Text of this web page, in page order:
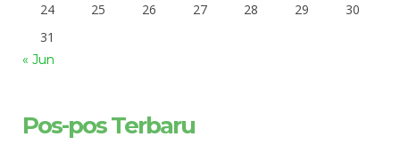
24
25 26 27 28 29
30
31
« Jun
Pos-pos Terbaru